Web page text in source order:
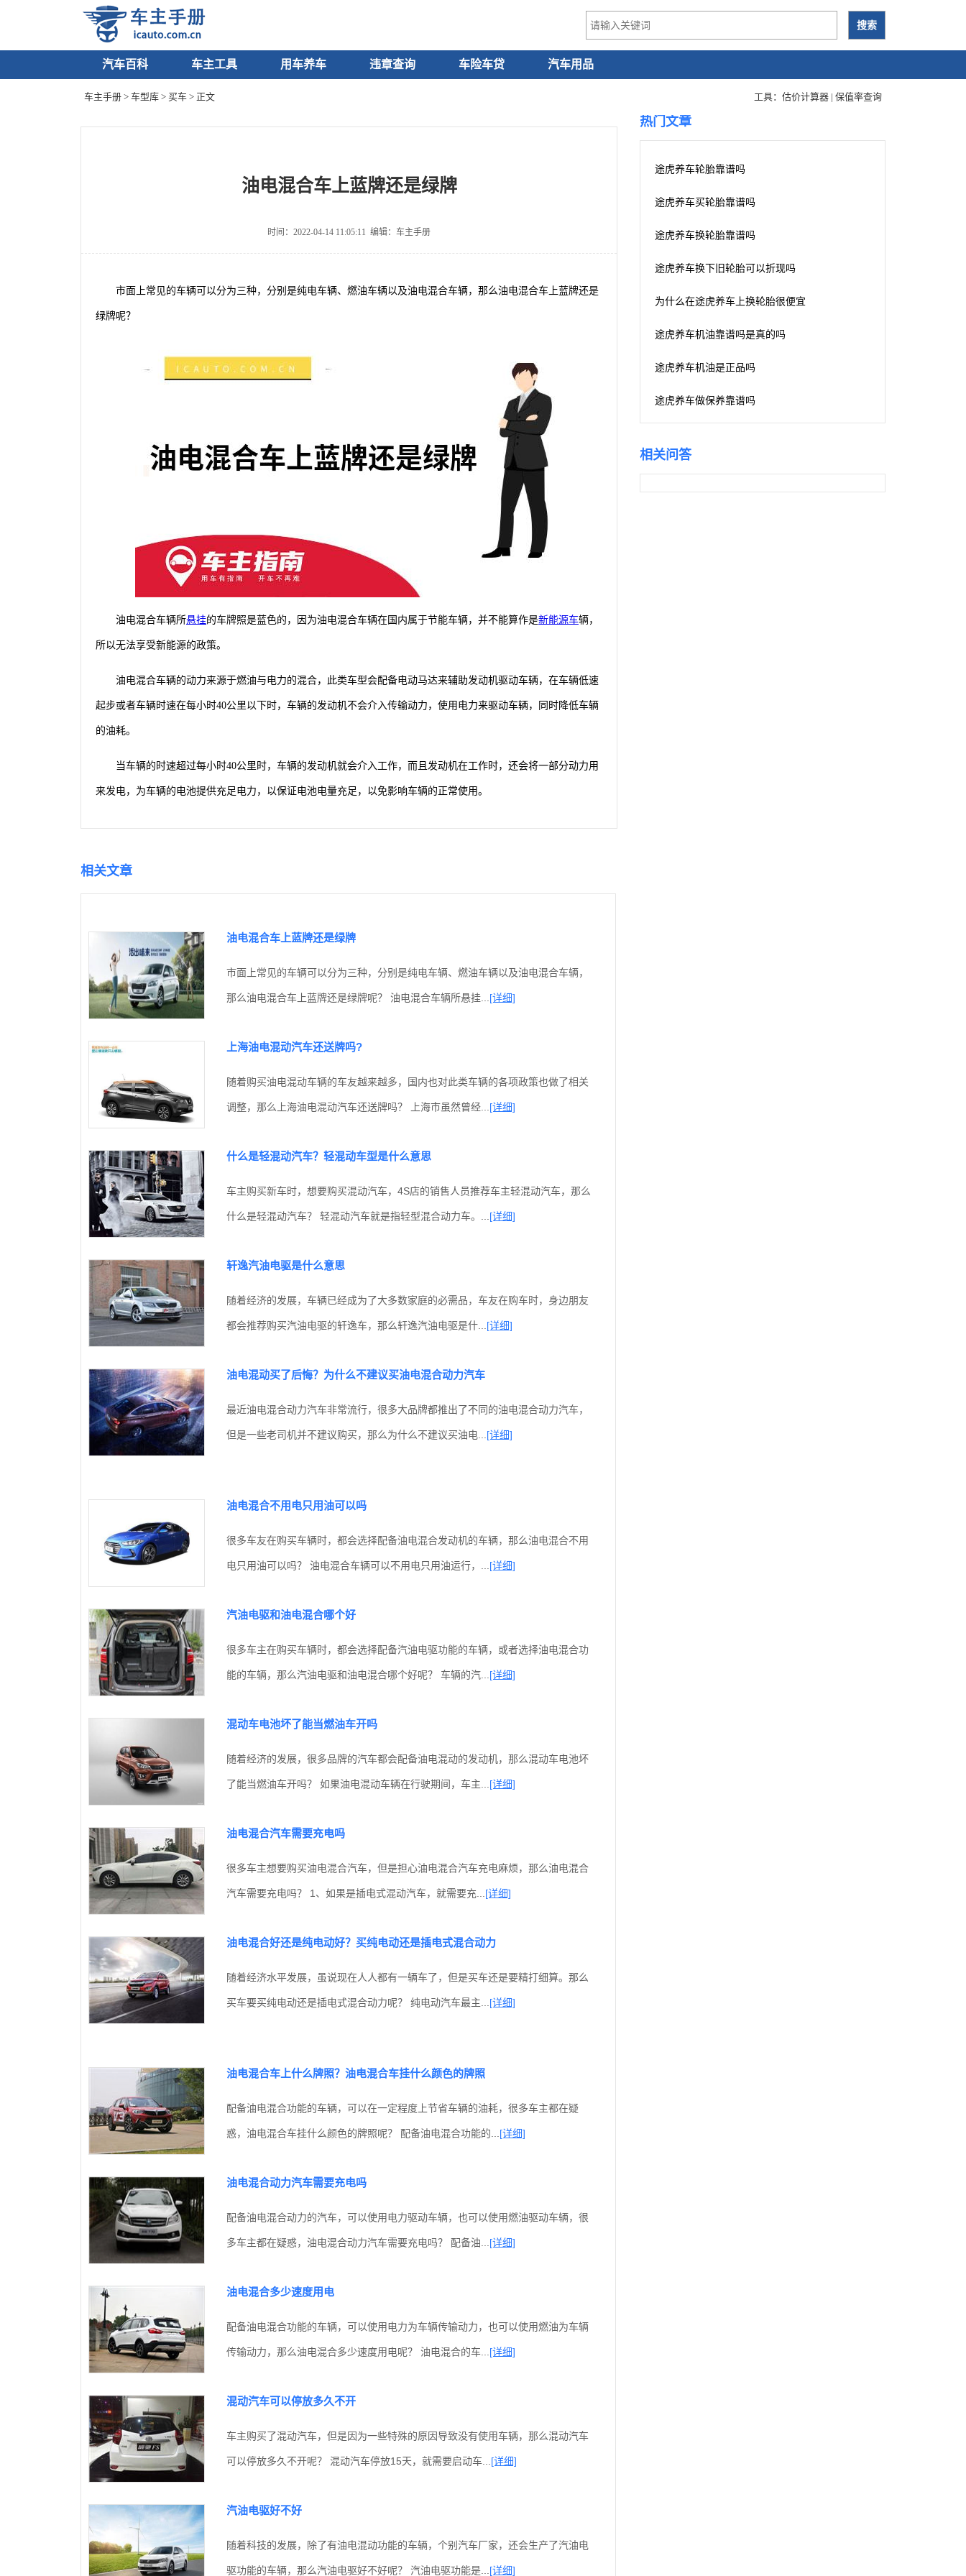
汽车百科 车主工具 用车养车 违章查询 车险车贷 汽车用品
车主手册 > 车型库 > 买车 > 正文 工具： 估价计算器 | 保值率查询
油电混合车上蓝牌还是绿牌
时间：2022-04-14 11:05:11 编辑：车主手册
市面上常见的车辆可以分为三种，分别是纯电车辆、燃油车辆以及油电混合车辆，那么油电混合车上蓝牌还是
绿牌呢？
油电混合车辆所悬挂的车牌照是蓝色的，因为油电混合车辆在国内属于节能车辆，并不能算作是新能源车辆，
所以无法享受新能源的政策。
油电混合车辆的动力来源于燃油与电力的混合，此类车型会配备电动马达来辅助发动机驱动车辆，在车辆低速
起步或者车辆时速在每小时40公里以下时，车辆的发动机不会介入传输动力，使用电力来驱动车辆，同时降低车辆
的油耗。
当车辆的时速超过每小时40公里时，车辆的发动机就会介入工作，而且发动机在工作时，还会将一部分动力用
来发电，为车辆的电池提供充足电力，以保证电池电量充足，以免影响车辆的正常使用。
相关文章
油电混合车上蓝牌还是绿牌
市面上常见的车辆可以分为三种，分别是纯电车辆、燃油车辆以及油电混合车辆，
那么油电混合车上蓝牌还是绿牌呢？ 油电混合车辆所悬挂... [详细]
上海油电混动汽车还送牌吗?
随着购买油电混动车辆的车友越来越多，国内也对此类车辆的各项政策也做了相关
调整，那么上海油电混动汽车还送牌吗？ 上海市虽然曾经... [详细]
什么是轻混动汽车？轻混动车型是什么意思
车主购买新车时，想要购买混动汽车，4S店的销售人员推荐车主轻混动汽车，那么
什么是轻混动汽车？ 轻混动汽车就是指轻型混合动力车。... [详细]
轩逸汽油电驱是什么意思
随着经济的发展，车辆已经成为了大多数家庭的必需品，车友在购车时，身边朋友
都会推荐购买汽油电驱的轩逸车，那么轩逸汽油电驱是什... [详细]
油电混动买了后悔？为什么不建议买油电混合动力汽车
最近油电混合动力汽车非常流行，很多大品牌都推出了不同的油电混合动力汽车，
但是一些老司机并不建议购买，那么为什么不建议买油电... [详细]
油电混合不用电只用油可以吗
很多车友在购买车辆时，都会选择配备油电混合发动机的车辆，那么油电混合不用
电只用油可以吗？ 油电混合车辆可以不用电只用油运行，... [详细]
汽油电驱和油电混合哪个好
很多车主在购买车辆时，都会选择配备汽油电驱功能的车辆，或者选择油电混合功
能的车辆，那么汽油电驱和油电混合哪个好呢？ 车辆的汽... [详细]
混动车电池坏了能当燃油车开吗
随着经济的发展，很多品牌的汽车都会配备油电混动的发动机，那么混动车电池坏
了能当燃油车开吗？ 如果油电混动车辆在行驶期间，车主... [详细]
油电混合汽车需要充电吗
很多车主想要购买油电混合汽车，但是担心油电混合汽车充电麻烦，那么油电混合
汽车需要充电吗？ 1、如果是插电式混动汽车，就需要充... [详细]
油电混合好还是纯电动好？买纯电动还是插电式混合动力
随着经济水平发展，虽说现在人人都有一辆车了，但是买车还是要精打细算。那么
买车要买纯电动还是插电式混合动力呢？ 纯电动汽车最主... [详细]
油电混合车上什么牌照？油电混合车挂什么颜色的牌照
配备油电混合功能的车辆，可以在一定程度上节省车辆的油耗，很多车主都在疑
惑，油电混合车挂什么颜色的牌照呢？ 配备油电混合功能的... [详细]
油电混合动力汽车需要充电吗
配备油电混合动力的汽车，可以使用电力驱动车辆，也可以使用燃油驱动车辆，很
多车主都在疑惑，油电混合动力汽车需要充电吗？ 配备油... [详细]
油电混合多少速度用电
配备油电混合功能的车辆，可以使用电力为车辆传输动力，也可以使用燃油为车辆
传输动力，那么油电混合多少速度用电呢？ 油电混合的车... [详细]
混动汽车可以停放多久不开
车主购买了混动汽车，但是因为一些特殊的原因导致没有使用车辆，那么混动汽车
可以停放多久不开呢？ 混动汽车停放15天，就需要启动车... [详细]
汽油电驱好不好
随着科技的发展，除了有油电混动功能的车辆，个别汽车厂家，还会生产了汽油电
驱功能的车辆，那么汽油电驱好不好呢？ 汽油电驱功能是... [详细]
热门文章
途虎养车轮胎靠谱吗
途虎养车买轮胎靠谱吗
途虎养车换轮胎靠谱吗
途虎养车换下旧轮胎可以折现吗
为什么在途虎养车上换轮胎很便宜
途虎养车机油靠谱吗是真的吗
途虎养车机油是正品吗
途虎养车做保养靠谱吗
相关问答